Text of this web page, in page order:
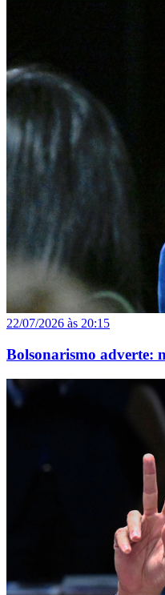
22/07/2026 às 20:15
Bolsonarismo adverte: